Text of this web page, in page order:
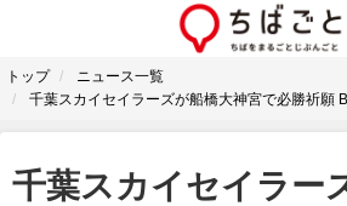
トップ
ニュース一覧
千葉スカイセイラーズが船橋大神宮で必勝祈願
千葉スカイセイラー